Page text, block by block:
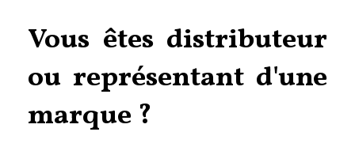
Vous êtes distributeur
ou représentant d'une
marque ?